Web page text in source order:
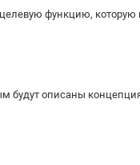
функцию, которую
будут описаны